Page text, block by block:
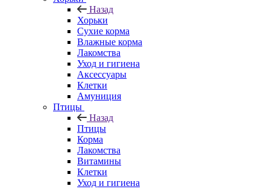
Назад
Хорьки
Сухие корма
Влажные корма
Лакомства
Уход и гигиена
Аксессуары
Клетки
Амуниция
Птицы
Назад
Птицы
Корма
Лакомства
Витамины
Клетки
Уход и гигиена